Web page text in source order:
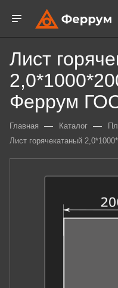
Лист
Феррум
Главная — Каталог —
Лист горячекатаный